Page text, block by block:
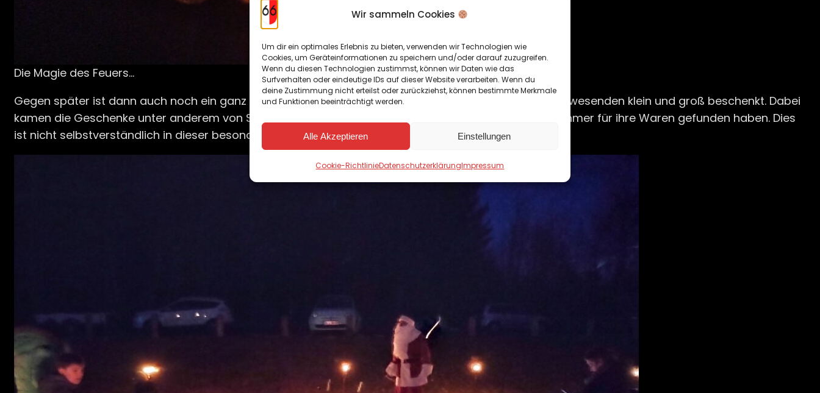
Wir sammeln Cookies
Um dir ein optimales Erlebnis zu bieten, verwenden wir Technologien wie
Cookies, um Geräteinformationen zu speichern und/oder darauf zuzugreifen.
Wenn du diesen Technologien zustimmst, können wir Daten wie das
Surfverhalten oder eindeutige IDs auf dieser Website verarbeiten. Wenn du
deine Zustimmung nicht erteilst oder zurückziehst, können bestimmte Merkmale
und Funktionen beeinträchtigt werden.
Alle Akzeptieren Einstellungen
Cookie-RichtlinieDatenschutzerklärungImpressum
Die Magie des Feuers…
Gegen später ist dann auch noch ein ganz besonderer Gast plötzlich zu uns gestoßen und hat alle Anwesenden klein und groß beschenkt. Dabei
kamen die Geschenke unter anderem von Schaustellern, die durch unsere Geschenke nun auch Abnehmer für ihre Waren gefunden haben. Dies
ist nicht selbstverständlich in dieser besonderen Zeit.